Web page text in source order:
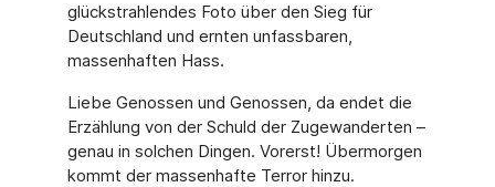
glückstrahlendes Foto über den Sieg für
Deutschland und ernten unfassbaren,
massenhaften Hass.
Liebe Genossen und Genossen, da endet die
Erzählung von der Schuld der Zugewanderten –
genau in solchen Dingen. Vorerst! Übermorgen
kommt der massenhafte Terror hinzu.